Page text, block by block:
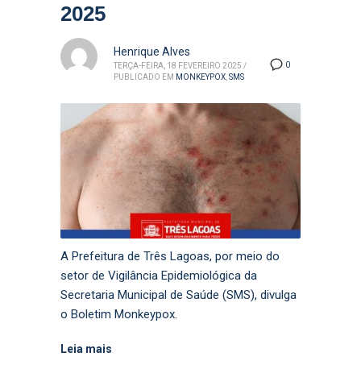
2025
0
Henrique Alves
TERÇA-FEIRA, 18 FEVEREIRO 2025 /
PUBLICADO EM MONKEYPOX SMS
A Prefeitura de Três Lagoas, por meio do
setor de Vigilância Epidemiológica da
Secretaria Municipal de Saúde (SMS), divulga
o Boletim Monkeypox.
Leia mais